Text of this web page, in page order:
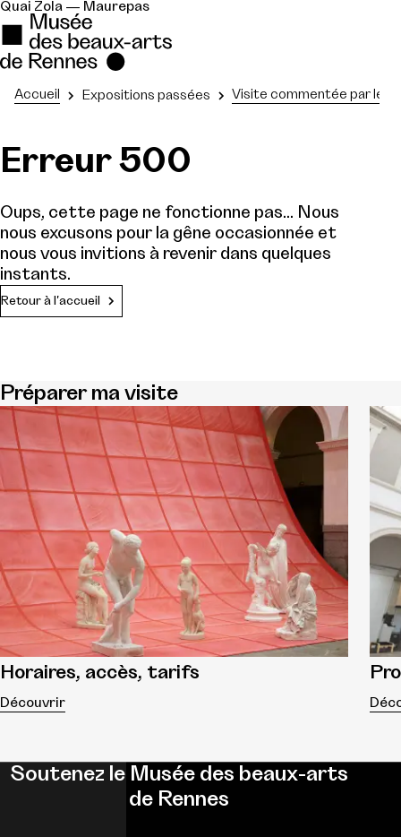
Quai Zola — Maurepas
Accueil Expositions passées Visite commentée par le
Erreur 500
Oups, cette page ne fonctionne pas... Nous
nous excusons pour la gêne occasionnée et
nous vous invitions à revenir dans quelques
instants.
Retour à l'accueil
Préparer ma visite
Horaires, accès, tarifs
Découvrir
Soutenez le Musée des beaux-arts
de Rennes